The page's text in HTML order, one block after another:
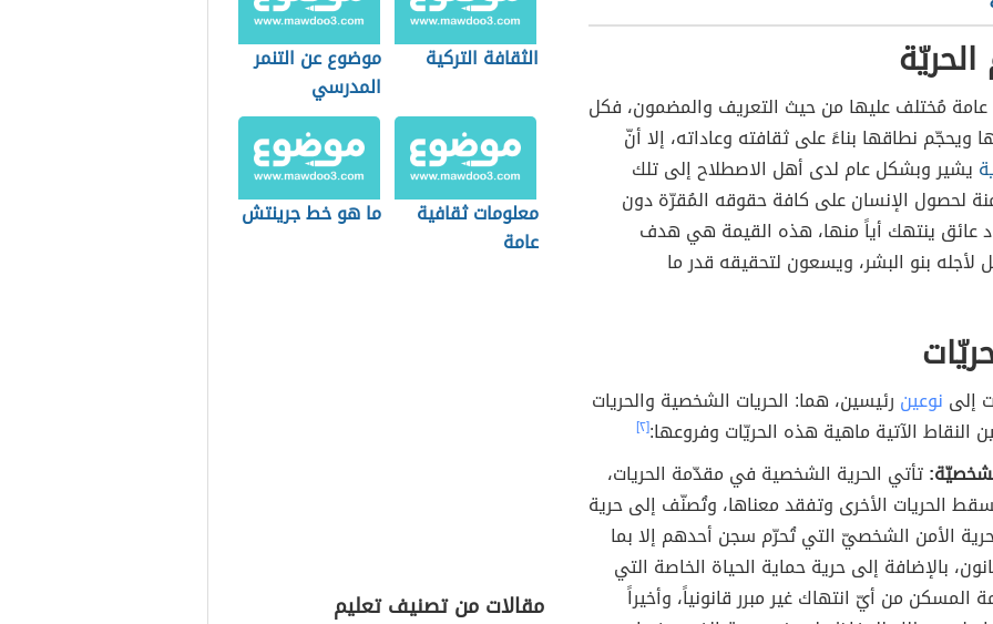
عامة مُختلف عليها من حيث التعريف والمضمون، فكل
ويحجّم نطاقها بناءً على ثقافته وعاداته، إلا أنّ
يشير وبشكل عام لدى أهل الاصطلاح إلى تلك
لحصول الإنسان على كافة حقوقه المُقرّة دون
عائق ينتهك أياً منها، هذه القيمة هي هدف
لأجله بنو البشر، ويسعون لتحقيقه قدر ما
إلى نوعين رئيسين، هما: الحريات الشخصية والحريات
النقاط الآتية ماهية هذه الحريّات وفروعها:[٢]
تأتي الحرية الشخصية في مقدّمة الحريات،
الحريات الأخرى وتفقد معناها، وتُصنّف إلى حرية
الأمن الشخصيّ التي تُحرّم سجن أحدهم إلا بما
بالإضافة إلى حرية حماية الحياة الخاصة التي
المسكن من أيّ انتهاك غير مبرر قانونياً، وأخيراً
الثقافة التركية
موضوع عن التنمر
المدرسي
معلومات ثقافية
عامة
ما هو خط جرينتش
مقالات من تصنيف تعليم